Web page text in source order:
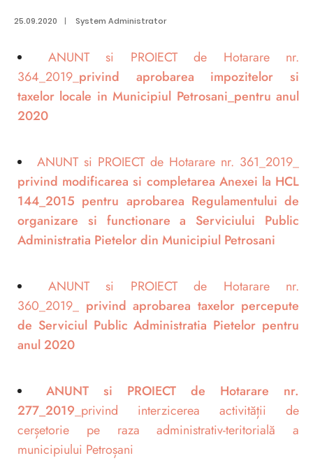
25.09.2020 | System Administrator
ANUNT si PROIECT de Hotarare nr.
364_2019_privind aprobarea impozitelor si
taxelor locale in Municipiul Petrosani_pentru anul
2020
ANUNT si PROIECT de Hotarare nr. 361_2019_
privind modificarea si completarea Anexei la HCL
144_2015 pentru aprobarea Regulamentului de
organizare si functionare a Serviciului Public
Administratia Pietelor din Municipiul Petrosani
ANUNT si PROIECT de Hotarare nr.
360_2019_ privind aprobarea taxelor percepute
de Serviciul Public Administratia Pietelor pentru
anul 2020
ANUNT si PROIECT de Hotarare nr.
277_2019_privind interzicerea activității de
cerșetorie pe raza administrativ-teritorială a
municipiului Petroșani